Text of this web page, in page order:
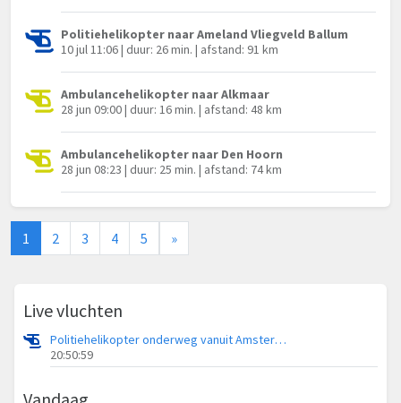
Politiehelikopter naar Ameland Vliegveld Ballum
10 jul 11:06 | duur: 26 min. | afstand: 91 km
Ambulancehelikopter naar Alkmaar
28 jun 09:00 | duur: 16 min. | afstand: 48 km
Ambulancehelikopter naar Den Hoorn
28 jun 08:23 | duur: 25 min. | afstand: 74 km
1 2 3 4 5 »
Live vluchten
Politiehelikopter onderweg vanuit Amsterdam Vliegveld Schiphol
20:50:59